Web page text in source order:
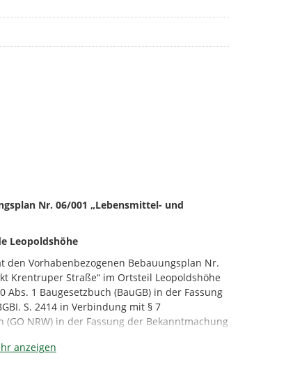
Nr. 06/001 „Lebensmittel- und
Leopoldshöhe
den Vorhabenbezogenen Bebauungsplan Nr.
Krentruper Straße“ im Ortsteil Leopoldshöhe
1 Baugesetzbuch (BauGB) in der Fassung
S. 2414 in Verbindung mit § 7
NRW) in der Fassung der Bekanntmachung
anzeigen